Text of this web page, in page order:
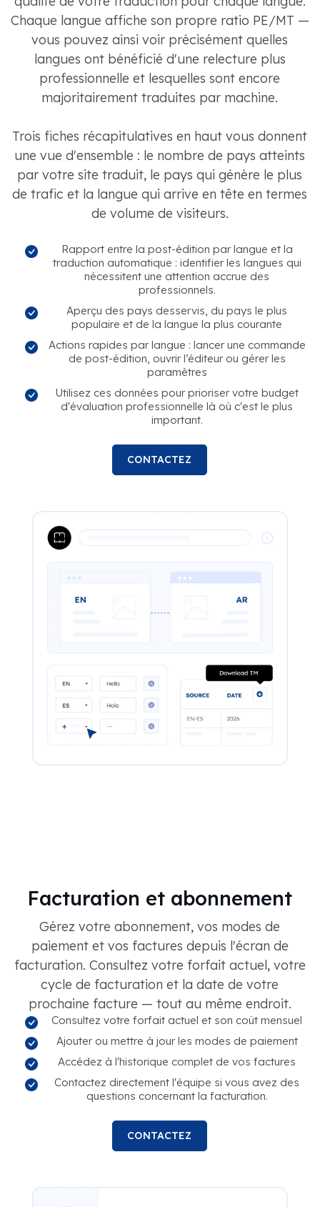
Chaque langue affiche son propre ratio PE/MT —
vous pouvez ainsi voir précisément quelles
langues ont bénéficié d'une relecture plus
professionnelle et lesquelles sont encore
majoritairement traduites par machine.
Trois fiches récapitulatives en haut vous donnent
une vue d'ensemble : le nombre de pays atteints
par votre site traduit, le pays qui génère le plus
de trafic et la langue qui arrive en tête en termes
de volume de visiteurs.
Rapport entre la post-édition par langue et la
traduction automatique : identifier les langues qui
nécessitent une attention accrue des
professionnels.
Aperçu des pays desservis, du pays le plus
populaire et de la langue la plus courante
Actions rapides par langue : lancer une commande
de post-édition, ouvrir l’éditeur ou gérer les
paramètres
Utilisez ces données pour prioriser votre budget
d'évaluation professionnelle là où c'est le plus
important.
CONTACTEZ
Facturation et abonnement
Gérez votre abonnement, vos modes de
paiement et vos factures depuis l'écran de
facturation. Consultez votre forfait actuel, votre
cycle de facturation et la date de votre
prochaine facture — tout au même endroit.
Consultez votre forfait actuel et son coût mensuel
Ajouter ou mettre à jour les modes de paiement
Accédez à l'historique complet de vos factures
Contactez directement l'équipe si vous avez des
questions concernant la facturation.
CONTACTEZ